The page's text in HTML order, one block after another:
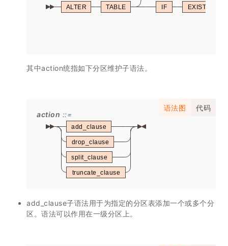
ALTER TABLE IF EXISTS
其中action统指如下分区维护子语法。
语法图 代码
action
add_clause
drop_clause
split_clause
truncate_clause
add_clause子语法用于为指定的分区表添加一个或多个分
区。语法可以作用在一级分区上。